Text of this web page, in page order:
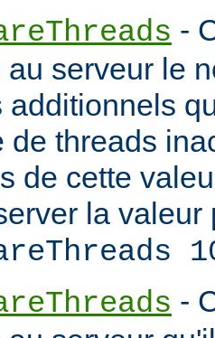
-
au serveur le
additionnels
de threads
de cette
la valeur
-